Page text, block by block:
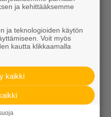
Isommat
irtotavarana. Ota
ja kehittääksemme
ja teknologioiden käytön
Voit myös
kautta klikkaamalla
kaikki